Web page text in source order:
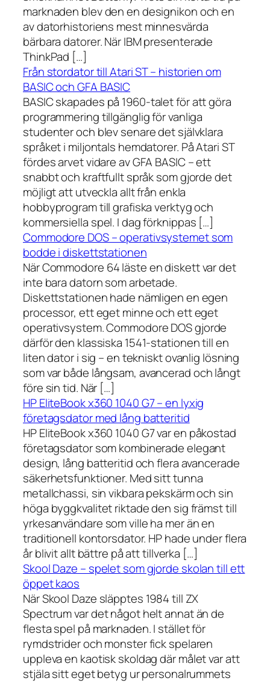
marknaden blev den en designikon och en
av datorhistoriens mest minnesvärda
bärbara datorer. När IBM presenterade
ThinkPad […]
Från stordator till Atari ST – historien om
BASIC och GFA BASIC
BASIC skapades på 1960-talet för att göra
programmering tillgänglig för vanliga
studenter och blev senare det självklara
språket i miljontals hemdatorer. På Atari ST
fördes arvet vidare av GFA BASIC – ett
snabbt och kraftfullt språk som gjorde det
möjligt att utveckla allt från enkla
hobbyprogram till grafiska verktyg och
kommersiella spel. I dag förknippas […]
Commodore DOS – operativsystemet som
bodde i diskettstationen
När Commodore 64 läste en diskett var det
inte bara datorn som arbetade.
Diskettstationen hade nämligen en egen
processor, ett eget minne och ett eget
operativsystem. Commodore DOS gjorde
därför den klassiska 1541-stationen till en
liten dator i sig – en tekniskt ovanlig lösning
som var både långsam, avancerad och långt
före sin tid. När […]
HP EliteBook x360 1040 G7 – en lyxig
företagsdator med lång batteritid
HP EliteBook x360 1040 G7 var en påkostad
företagsdator som kombinerade elegant
design, lång batteritid och flera avancerade
säkerhetsfunktioner. Med sitt tunna
metallchassi, sin vikbara pekskärm och sin
höga byggkvalitet riktade den sig främst till
yrkesanvändare som ville ha mer än en
traditionell kontorsdator. HP hade under flera
år blivit allt bättre på att tillverka […]
Skool Daze – spelet som gjorde skolan till ett
öppet kaos
När Skool Daze släpptes 1984 till ZX
Spectrum var det något helt annat än de
flesta spel på marknaden. I stället för
rymdstrider och monster fick spelaren
uppleva en kaotisk skoldag där målet var att
stjäla sitt eget betyg ur personalrummets